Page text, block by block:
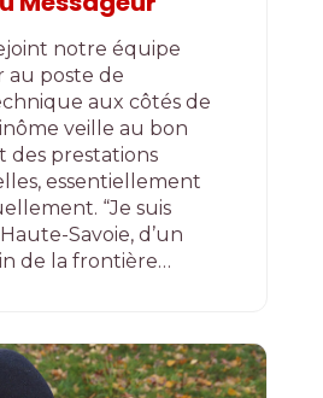
notre équipe
poste de
aux côtés de
veille au bon
prestations
essentiellement
“Je suis
Savoie, d’un
de la frontière…